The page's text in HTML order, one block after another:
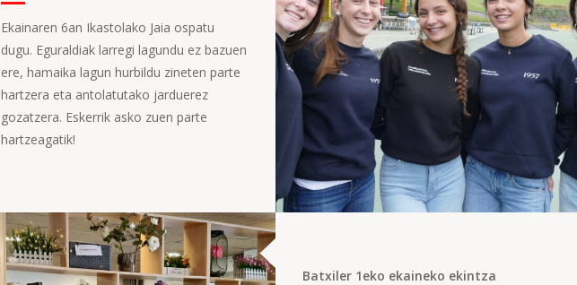
Ekainaren 6an Ikastolako Jaia ospatu
dugu. Eguraldiak larregi lagundu ez bazuen
ere, hamaika lagun hurbildu zineten parte
hartzera eta antolatutako jarduerez
gozatzera. Eskerrik asko zuen parte
hartzeagatik!
Batxiler 1eko ekaineko ekintza